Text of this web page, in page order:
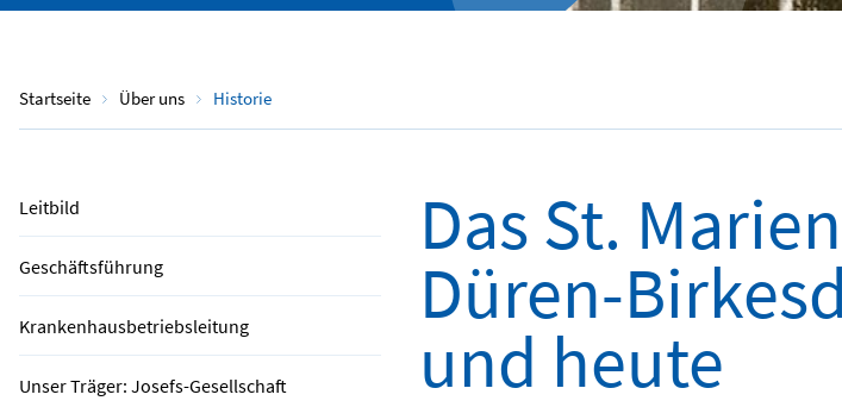
Startseite Über uns Historie
Leitbild
Geschäftsführung
Krankenhausbetriebsleitung
Unser Träger: Josefs-Gesellschaft
Das St.
Düren-
und heute